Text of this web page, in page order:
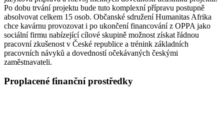
Po dobu trvání projektu bude tuto komplexní přípravu postupně
absolvovat celkem 15 osob. Občanské sdružení Humanitas Afrika
chce kavárnu provozovat i po ukončení financování z OPPA jako
sociální firmu nabízející cílové skupině možnost získat řádnou
pracovní zkušenost v České republice a trénink základních
pracovních návyků a dovedností očekávaných českými
zaměstnavateli.
Proplacené finanční prostředky